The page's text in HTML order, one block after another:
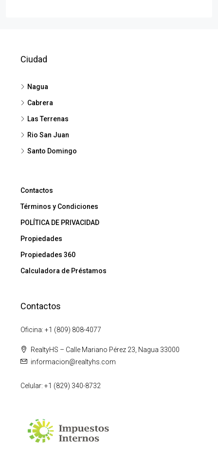
Ciudad
Nagua
Cabrera
Las Terrenas
Rio San Juan
Santo Domingo
Contactos
Términos y Condiciones
POLÍTICA DE PRIVACIDAD
Propiedades
Propiedades 360
Calculadora de Préstamos
Contactos
Oficina: +1 (809) 808-4077
RealtyHS – Calle Mariano Pérez 23, Nagua 33000
informacion@realtyhs.com
Celular: +1 (829) 340-8732